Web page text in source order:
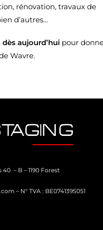
rénovation, travaux de
d’autres…
aujourd’hui pour
Wavre.
– B – 1190 Forest
– N° TVA : BE0741395051